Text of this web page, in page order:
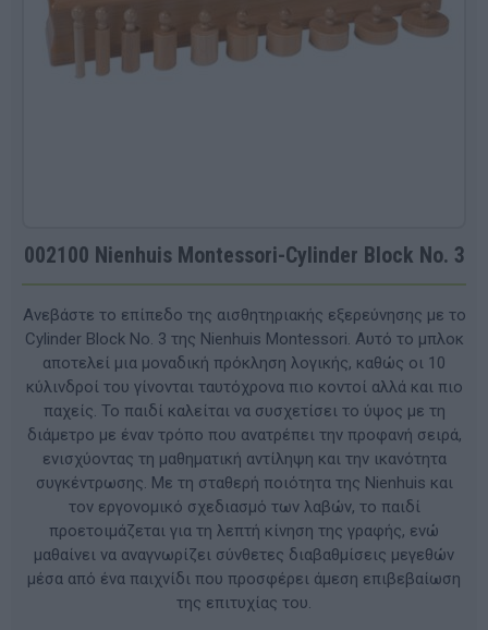
002100 Nienhuis Montessori-Cylinder Block No. 3
Ανεβάστε το επίπεδο της αισθητηριακής εξερεύνησης με το
Cylinder Block No. 3 της Nienhuis Montessori. Αυτό το μπλοκ
αποτελεί μια μοναδική πρόκληση λογικής, καθώς οι 10
κύλινδροί του γίνονται ταυτόχρονα πιο κοντοί αλλά και πιο
παχείς. Το παιδί καλείται να συσχετίσει το ύψος με τη
διάμετρο με έναν τρόπο που ανατρέπει την προφανή σειρά,
ενισχύοντας τη μαθηματική αντίληψη και την ικανότητα
συγκέντρωσης. Με τη σταθερή ποιότητα της Nienhuis και
τον εργονομικό σχεδιασμό των λαβών, το παιδί
προετοιμάζεται για τη λεπτή κίνηση της γραφής, ενώ
μαθαίνει να αναγνωρίζει σύνθετες διαβαθμίσεις μεγεθών
μέσα από ένα παιχνίδι που προσφέρει άμεση επιβεβαίωση
της επιτυχίας του.